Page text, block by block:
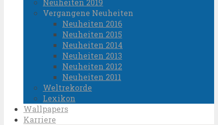
Neuheiten 2019
Vergangene Neuheiten
Neuheiten 2016
Neuheiten 2015
Neuheiten 2014
Neuheiten 2013
Neuheiten 2012
Neuheiten 2011
Weltrekorde
Lexikon
Wallpapers
Karriere